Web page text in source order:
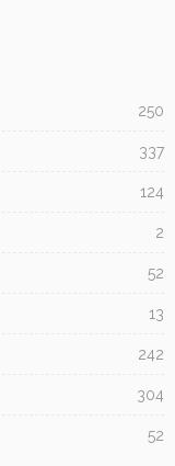
250
337
124
2
52
13
242
304
52